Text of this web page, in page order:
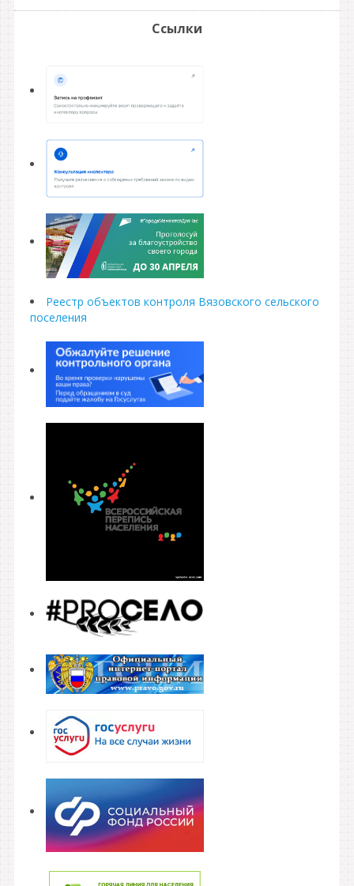
Ссылки
Реестр объектов контроля Вязовского сельского
поселения